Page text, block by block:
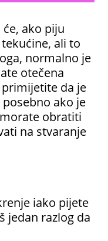
ako piju
ali to
normalno je
otečena
primijetite da je
ako je
obratiti
na stvaranje
iako pijete
jedan razlog da